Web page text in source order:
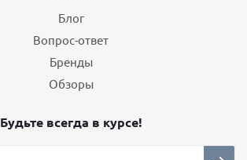
Блог
Вопрос-ответ
Бренды
Обзоры
Будьте всегда в курсе!